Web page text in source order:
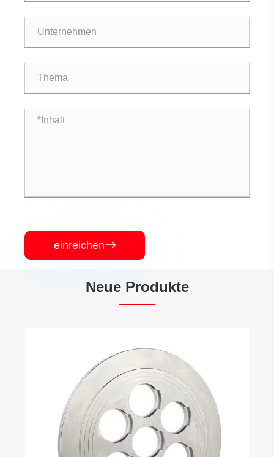
einreichen
Neue Produkte